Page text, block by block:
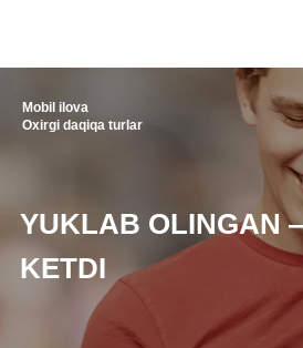
Mobil ilova
Oxirgi daqiqa turlar
YUKLAB OLINGAN
KETDI